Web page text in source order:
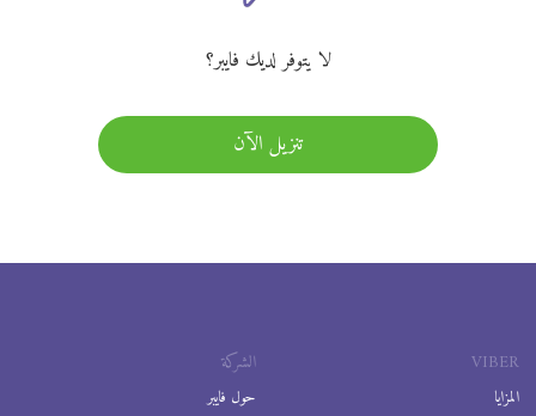
لا يتوفر لديك فايبر؟
تنزيل الآن
VIBER
المزايا
الشركة
حول فايبر